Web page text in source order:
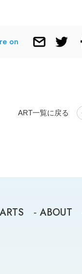
on
ART一覧に戻る
ARTS - ABOUT